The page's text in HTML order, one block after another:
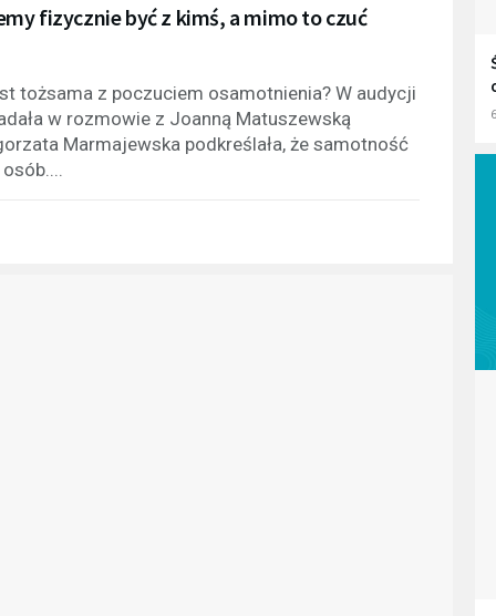
fizycznie być z kimś, a mimo to czuć
tożsama z poczuciem osamotnienia? W audycji
w rozmowie z Joanną Matuszewską
Marmajewska podkreślała, że samotność